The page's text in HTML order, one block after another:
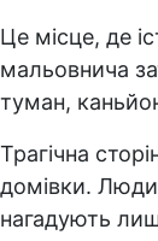
Це місце, де
мальовнича
туман,
Трагічна
домівки. Люди
нагадують